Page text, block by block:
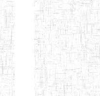
ENIEG PRIVEE
AIME-CESAIRE
ENIEG
SIANTOU
ENIEG LA